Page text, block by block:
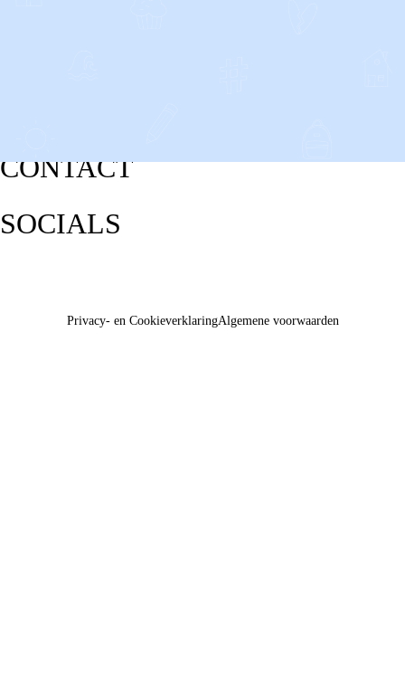
CONTACT
SOCIALS
Privacy- en CookieverklaringAlgemene voorwaarden